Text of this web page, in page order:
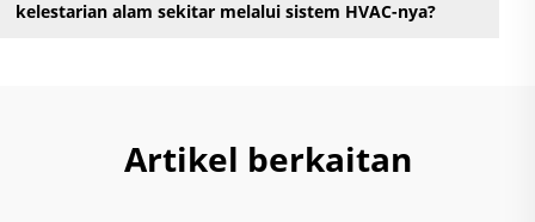
kelestarian alam sekitar melalui sistem HVAC-nya?
Artikel berkaitan